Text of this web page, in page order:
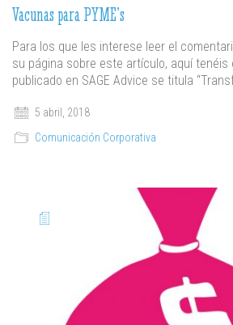
Vacunas para PYME’s
Para los que les interese leer el
su página sobre este artículo, aquí tenéis
publicado en SAGE Advice se titula
5 abril, 2018
Comunicación Corporativa